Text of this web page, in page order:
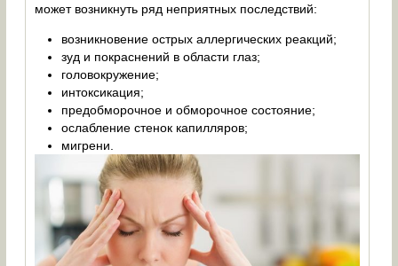
может возникнуть ряд неприятных последствий:
возникновение острых аллергических реакций;
зуд и покраснений в области глаз;
головокружение;
интоксикация;
предобморочное и обморочное состояние;
ослабление стенок капилляров;
мигрени.